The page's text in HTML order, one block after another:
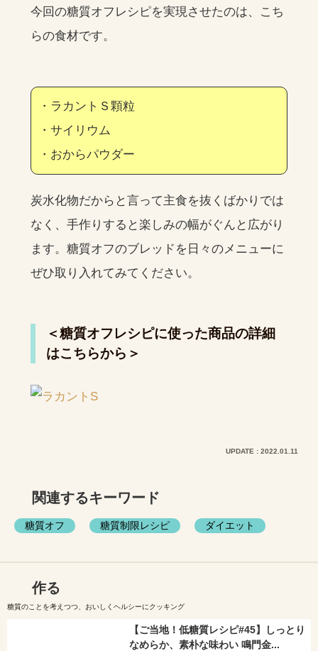
今回の糖質オフレシピを実現させたのは、こち
らの食材です。
・ラカントＳ顆粒
・サイリウム
・おからパウダー
炭水化物だからと言って主食を抜くばかりでは
なく、手作りすると楽しみの幅がぐんと広がり
ます。糖質オフのブレッドを日々のメニューに
ぜひ取り入れてみてください。
＜糖質オフレシピに使った商品の詳細
はこちらから＞
UPDATE : 2022.01.11
関連するキーワード
糖質オフ 糖質制限レシピ ダイエット
作る
糖質のことを考えつつ、おいしくヘルシーにクッキング
【ご当地！低糖質レシピ#45】しっとり
なめらか、素朴な味わい 鳴門金...